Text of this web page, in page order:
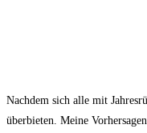
Nachdem sich alle mit
überbieten. Meine